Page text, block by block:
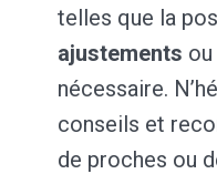
telles que la
ajustements
nécessaire.
conseils et
de proches ou